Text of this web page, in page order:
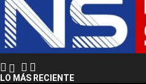
LO MÁS RECIENTE